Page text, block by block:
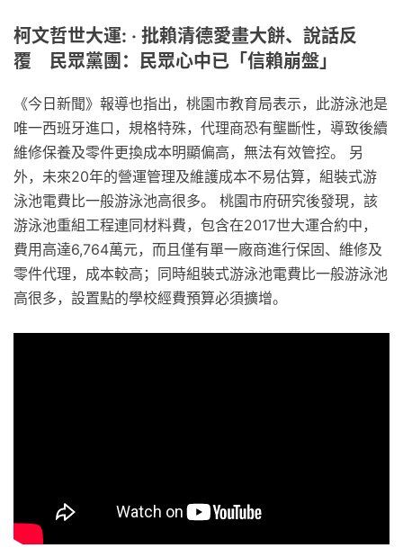
柯文哲世大運: ‧ 批賴清德愛畫大餅、說話反
覆 民眾黨團：民眾心中已「信賴崩盤」
《今日新聞》報導也指出，桃園市教育局表示，此游泳池是
唯一西班牙進口，規格特殊，代理商恐有壟斷性，導致後續
維修保養及零件更換成本明顯偏高，無法有效管控。 另
外，未來20年的營運管理及維護成本不易估算，組裝式游
泳池電費比一般游泳池高很多。 桃園市府研究後發現，該
游泳池重組工程連同材料費，包含在2017世大運合約中，
費用高達6,764萬元，而且僅有單一廠商進行保固、維修及
零件代理，成本較高；同時組裝式游泳池電費比一般游泳池
高很多，設置點的學校經費預算必須擴增。